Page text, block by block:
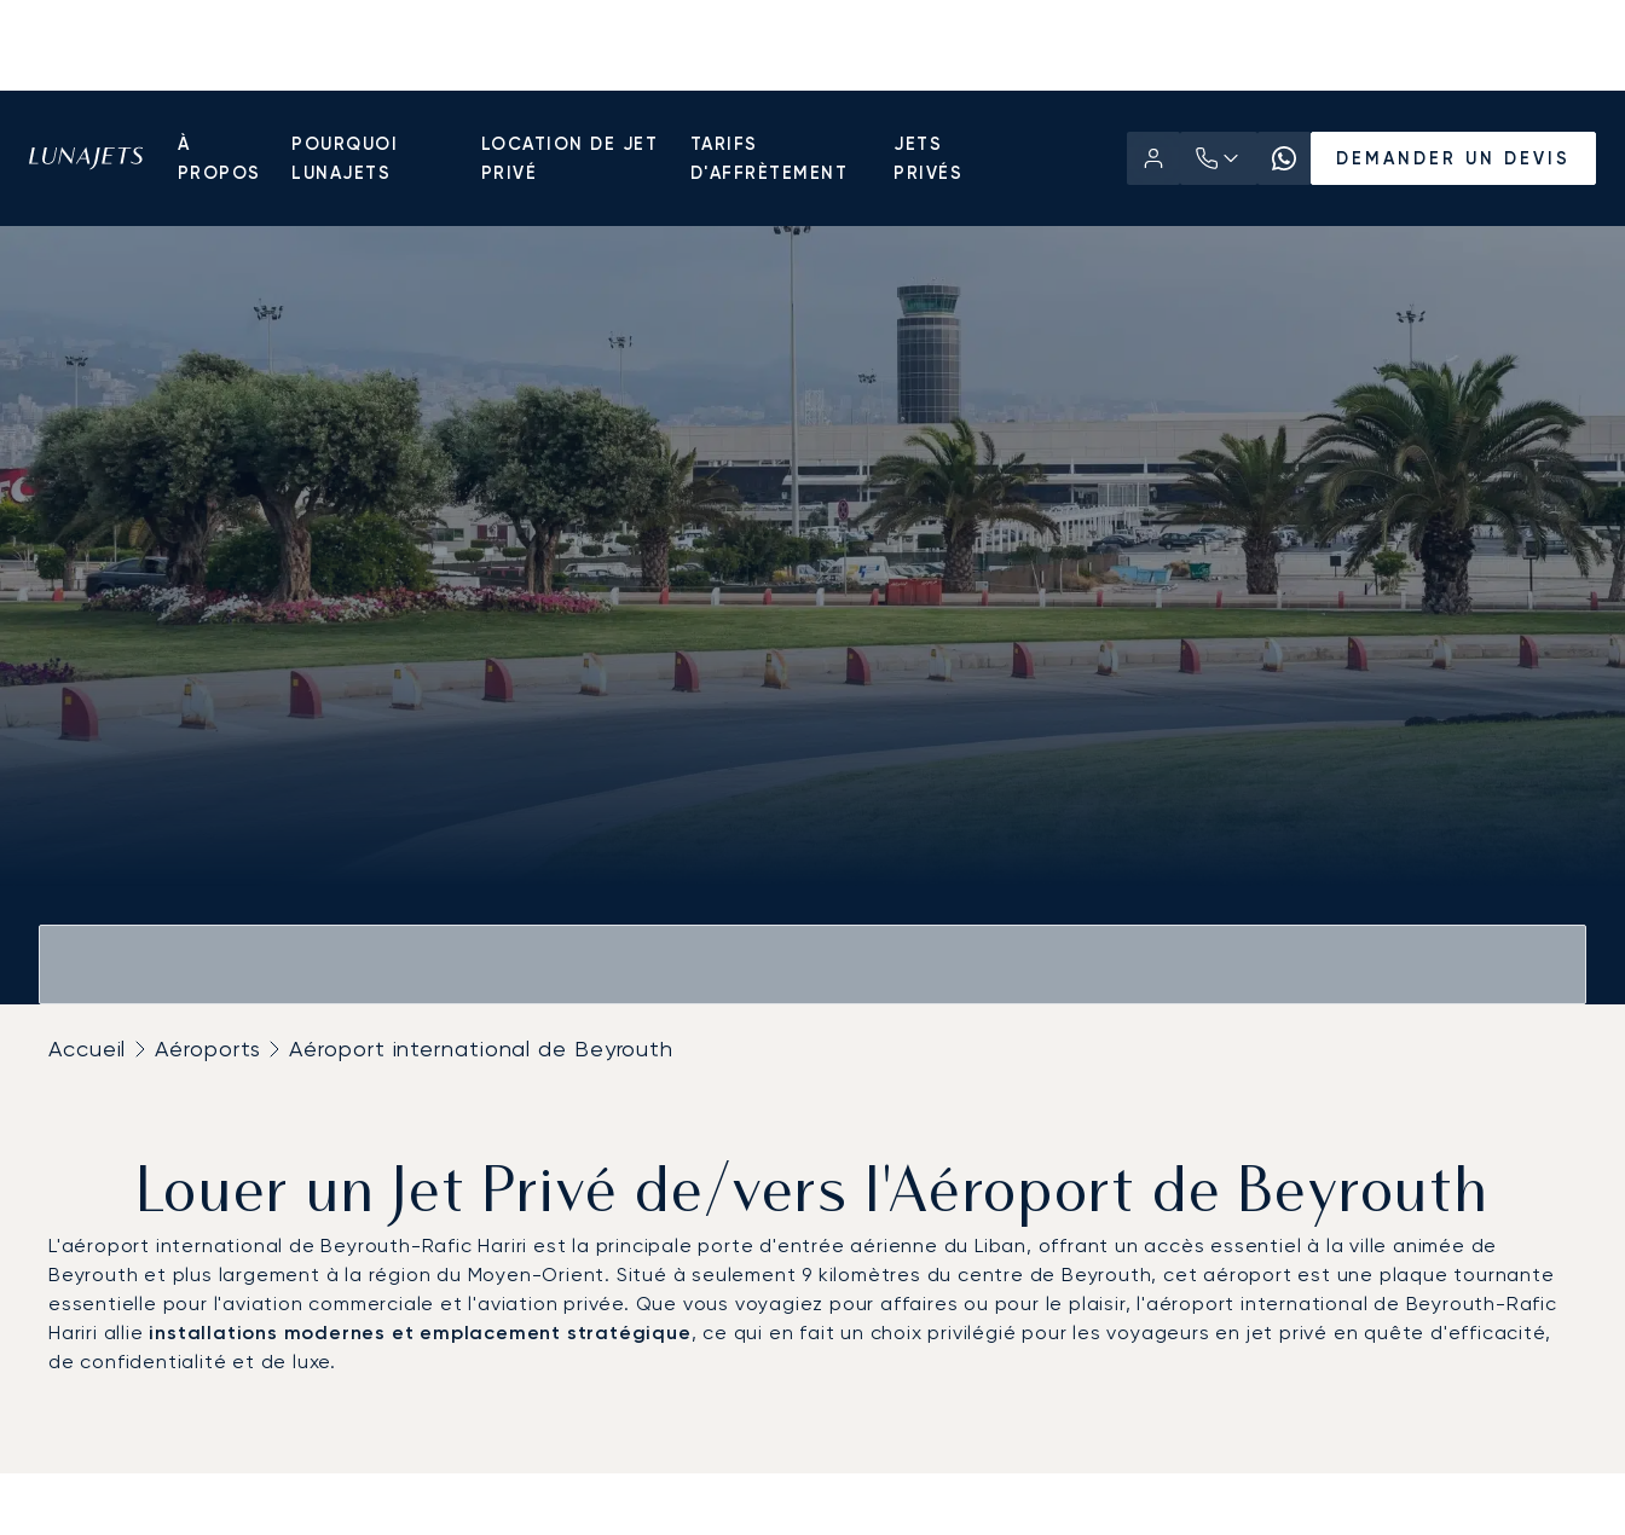
À
PROPOS
POURQUOI
LUNAJETS
LOCATION DE JET
PRIVÉ
TARIFS
D'AFFRÈTEMENT
JETS
PRIVÉS
DEMANDER UN DEVIS
Accueil Aéroports Aéroport international de Beyrouth
Louer un Jet Privé de/vers l'Aéroport de Beyrouth
L'aéroport international de Beyrouth-Rafic Hariri est la principale porte d'entrée aérienne du Liban, offrant un accès essentiel à la ville animée de
Beyrouth et plus largement à la région du Moyen-Orient. Situé à seulement 9 kilomètres du centre de Beyrouth, cet aéroport est une plaque tournante
essentielle pour l'aviation commerciale et l'aviation privée. Que vous voyagiez pour affaires ou pour le plaisir, l'aéroport international de Beyrouth-Rafic
Hariri allie installations modernes et emplacement stratégique, ce qui en fait un choix privilégié pour les voyageurs en jet privé en quête d'efficacité,
de confidentialité et de luxe.